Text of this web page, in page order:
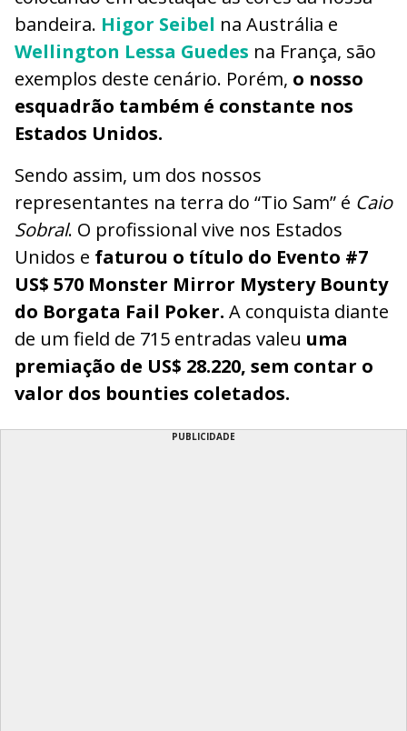
bandeira. Higor Seibel na Austrália e
Wellington Lessa Guedes na França, são
exemplos deste cenário. Porém, o nosso
esquadrão também é constante nos
Estados Unidos.
Sendo assim, um dos nossos
representantes na terra do “Tio Sam” é Caio
Sobral. O profissional vive nos Estados
Unidos e faturou o título do Evento #7
US$ 570 Monster Mirror Mystery Bounty
do Borgata Fail Poker. A conquista diante
de um field de 715 entradas valeu uma
premiação de US$ 28.220, sem contar o
valor dos bounties coletados.
PUBLICIDADE